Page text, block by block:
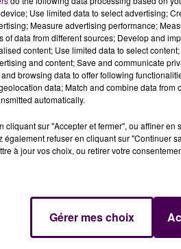
Covid-19 parmi l'effectif
ce jeudi 12 novembre.
le Covid-19 au sein des
octobre dernier, la direction
de dépistage collectif a été
manceau conclut en
la situation et sur leur prise en
Use limited data to select advertising;
Measure advertising performance;
of data from different sources; Develop and
content; Use limited data to select
and content; Save and communicate
browsing data to offer following
data; Match and combine data
automatically.
cliquant sur "Accepter et fermer", ou affiner
également refuser en cliquant sur "Continuer
à jour vos choix, ou retirer votre
Gérer mes choix